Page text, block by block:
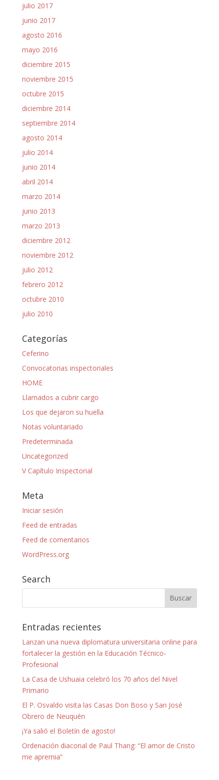
julio 2017
junio 2017
agosto 2016
mayo 2016
diciembre 2015
noviembre 2015
octubre 2015
diciembre 2014
septiembre 2014
agosto 2014
julio 2014
junio 2014
abril 2014
marzo 2014
junio 2013
marzo 2013
diciembre 2012
noviembre 2012
julio 2012
febrero 2012
octubre 2010
julio 2010
Categorías
Ceferino
Convocatorias inspectoriales
HOME
Llamados a cubrir cargo
Los que dejaron su huella
Notas voluntariado
Predeterminada
Uncategorized
V Capítulo Inspectorial
Meta
Iniciar sesión
Feed de entradas
Feed de comentarios
WordPress.org
Search
Entradas recientes
Lanzan una nueva diplomatura universitaria online para
fortalecer la gestión en la Educación Técnico-
Profesional
La Casa de Ushuaia celebró los 70 años del Nivel
Primario
El P. Osvaldo visita las Casas Don Boso y San José
Obrero de Neuquén
¡Ya salió el Boletín de agosto!
Ordenación diaconal de Paul Thang: “El amor de Cristo
me apremia”